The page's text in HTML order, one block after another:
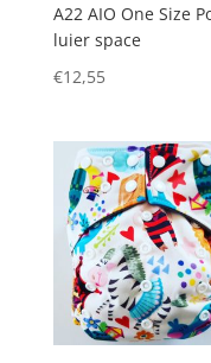
A22 AIO One Size
luier space
€12,55